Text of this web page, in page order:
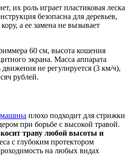
их роль играет пластиковая леска
безопасна для деревьев,
а ее замена не вызывает
60 см, высота кошения
экрана. Масса аппарата
движения не регулируется (3 км/ч),
рублей.
машина плохо подходит для стрижки
при борьбе с высокой травой.
косит траву любой высоты и
с глубоким протектором
на любых видах